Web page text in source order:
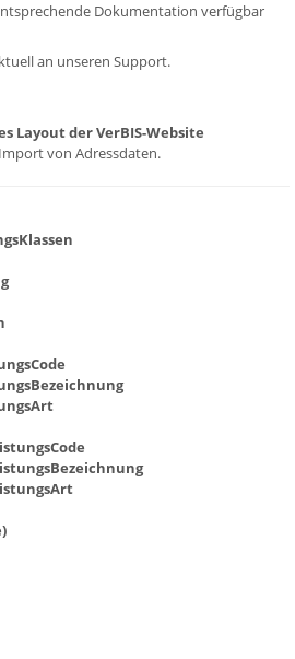
Dokumentation verfügbar
an unseren Support.
Layout der VerBIS-Website
von Adressdaten.